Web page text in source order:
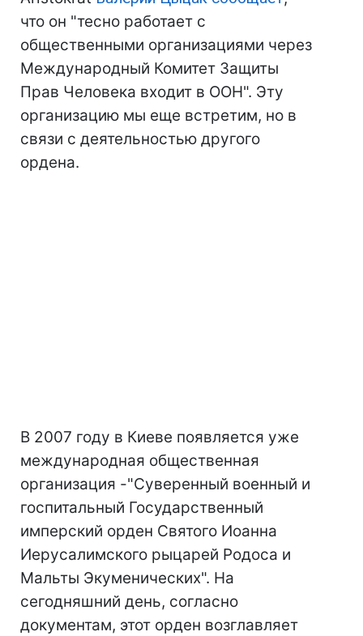
что он "тесно работает с
общественными организациями через
Международный Комитет Защиты
Прав Человека входит в ООН". Эту
организацию мы еще встретим, но в
связи с деятельностью другого
ордена.
В 2007 году в Киеве появляется уже
международная общественная
организация -"Суверенный военный и
госпитальный Государственный
имперский орден Святого Иоанна
Иерусалимского рыцарей Родоса и
Мальты Экуменических". На
сегодняшний день, согласно
документам, этот орден возглавляет